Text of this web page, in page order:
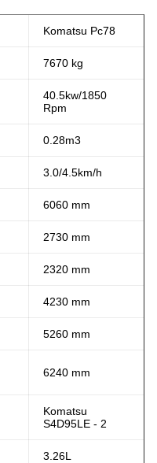
Komatsu Pc78
7670 kg
40.5kw/1850
Rpm
0.28m3
3.0/4.5km/h
6060 mm
2730 mm
2320 mm
4230 mm
5260 mm
6240 mm
Komatsu
S4D95LE - 2
3.26L